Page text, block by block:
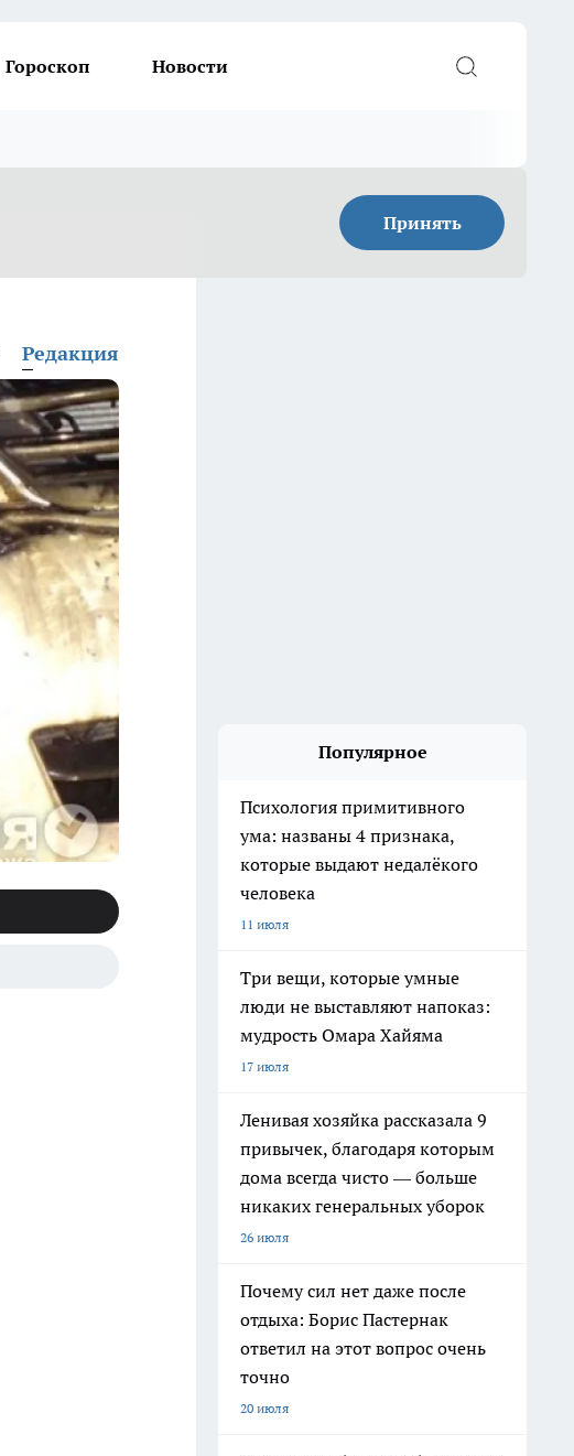
Гороскоп Новости
Принять
Редакция
Популярное
Психология примитивного
ума: названы 4 признака,
которые выдают недалёкого
человека
11 июля
Три вещи, которые умные
люди не выставляют напоказ:
мудрость Омара Хайяма
17 июля
Ленивая хозяйка рассказала 9
привычек, благодаря которым
дома всегда чисто — больше
никаких генеральных уборок
26 июля
Почему сил нет даже после
отдыха: Борис Пастернак
ответил на этот вопрос очень
точно
20 июля